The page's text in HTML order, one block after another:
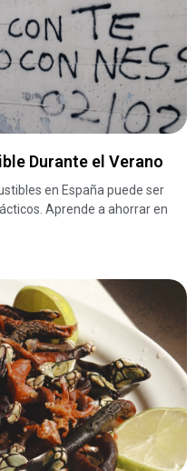
Durante el Verano
en España puede ser
Aprende a ahorrar en